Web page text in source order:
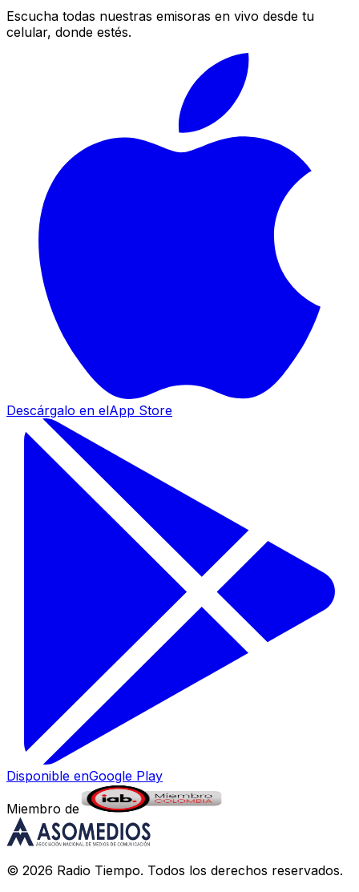
Escucha todas nuestras emisoras en vivo desde tu
celular, donde estés.
Descárgalo en elApp Store
Disponible enGoogle Play
Miembro de
© 2026 Radio Tiempo. Todos los derechos reservados.